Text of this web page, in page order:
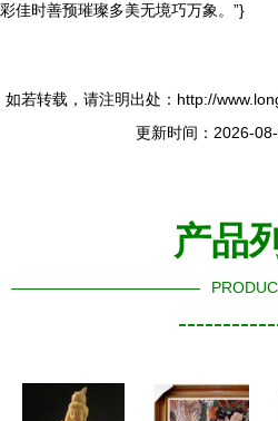
彩佳时善预璀璨多美无境巧万象。”}
如若转载，请注明出处：http://
更新时间：2026-
产品